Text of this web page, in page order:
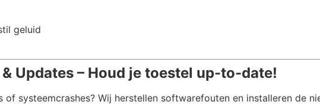
geluid
Updates – Houd je toestel up-to-date!
systeemcrashes? Wij herstellen softwarefouten en installeren de